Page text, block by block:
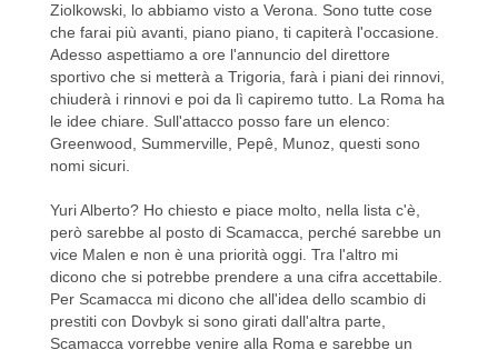
Ziolkowski, lo abbiamo visto a Verona. Sono tutte cose
che farai più avanti, piano piano, ti capiterà l'occasione.
Adesso aspettiamo a ore l'annuncio del direttore
sportivo che si metterà a Trigoria, farà i piani dei rinnovi,
chiuderà i rinnovi e poi da lì capiremo tutto. La Roma ha
le idee chiare. Sull'attacco posso fare un elenco:
Greenwood, Summerville, Pepê, Munoz, questi sono
nomi sicuri.
Yuri Alberto? Ho chiesto e piace molto, nella lista c'è,
però sarebbe al posto di Scamacca, perché sarebbe un
vice Malen e non è una priorità oggi. Tra l'altro mi
dicono che si potrebbe prendere a una cifra accettabile.
Per Scamacca mi dicono che all'idea dello scambio di
prestiti con Dovbyk si sono girati dall'altra parte,
Scamacca vorrebbe venire alla Roma e sarebbe un